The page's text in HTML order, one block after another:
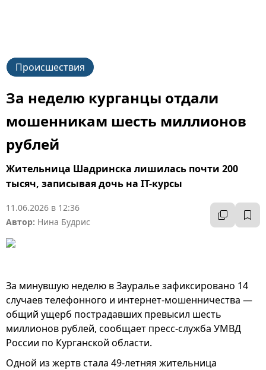
Происшествия
За неделю курганцы отдали
мошенникам шесть миллионов
рублей
Жительница Шадринска лишилась почти 200
тысяч, записывая дочь на IT-курсы
11.06.2026 в 12:36
Автор: Нина Будрис
За минувшую неделю в Зауралье зафиксировано 14
случаев телефонного и интернет-мошенничества —
общий ущерб пострадавших превысил шесть
миллионов рублей, сообщает пресс-служба УМВД
России по Курганской области.
Одной из жертв стала 49-летняя жительница